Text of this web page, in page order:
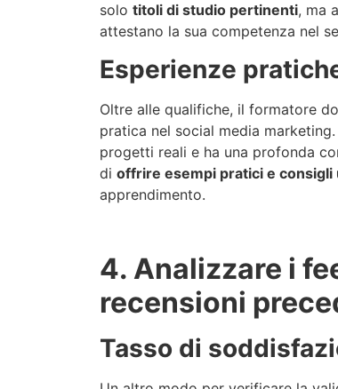
solo titoli di studio pertinenti, ma
attestano la sua competenza nel
Esperienze
Oltre alle qualifiche, il formatore
pratica nel social media
progetti reali e ha una profonda
di offrire esempi pratici e consigli
apprendimento.
4. Analizzare i
recensioni
Tasso di